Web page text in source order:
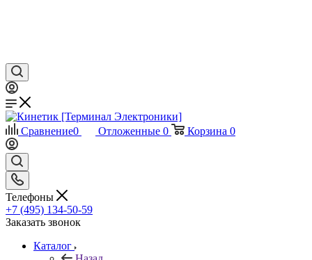
Сравнение0 Отложенные 0 Корзина 0
Телефоны
+7 (495) 134-50-59
Заказать звонок
Каталог